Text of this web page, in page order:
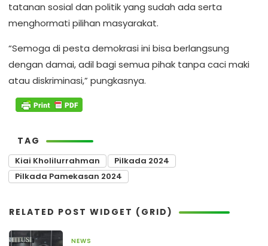
tatanan sosial dan politik yang sudah ada serta
menghormati pilihan masyarakat.
“Semoga di pesta demokrasi ini bisa berlangsung
dengan damai, adil bagi semua pihak tanpa caci maki
atau diskriminasi,” pungkasnya.
TAG
Kiai Kholilurrahman
Pilkada 2024
Pilkada Pamekasan 2024
RELATED POST WIDGET (GRID)
NEWS